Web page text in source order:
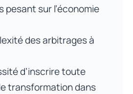
sur l’économie
des arbitrages à
d’inscrire toute
transformation dans